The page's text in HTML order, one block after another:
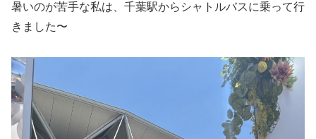
暑いのが苦手な私は、千葉駅からシャトルバスに乗って行
きました〜